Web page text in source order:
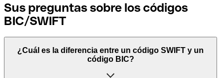
Sus preguntas sobre los códigos
BIC/SWIFT
¿Cuál es la diferencia entre un código SWIFT y un
código BIC?